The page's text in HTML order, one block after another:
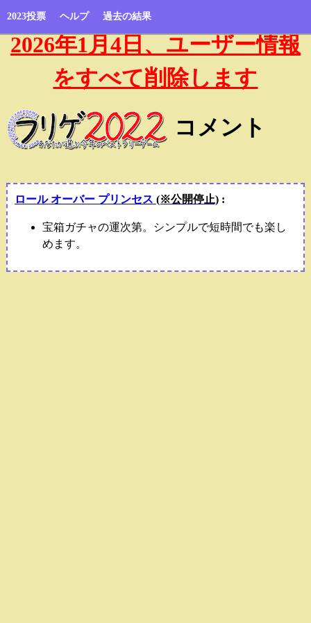
2023投票 ヘルプ 過去の結果
2026年1月4日、ユーザー情報
をすべて削除します
コメント
ロール オーバー プリンセス (※公開停止):
宝箱ガチャの運次第。シンプルで短時間でも楽し
めます。